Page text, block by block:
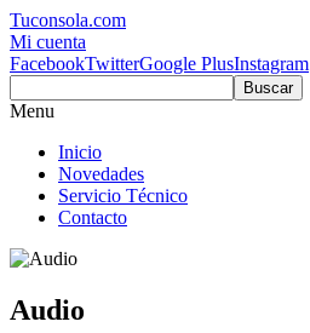
Tuconsola.com
Mi cuenta
FacebookTwitterGoogle PlusInstagram
Buscar
Menu
Inicio
Novedades
Servicio Técnico
Contacto
Audio